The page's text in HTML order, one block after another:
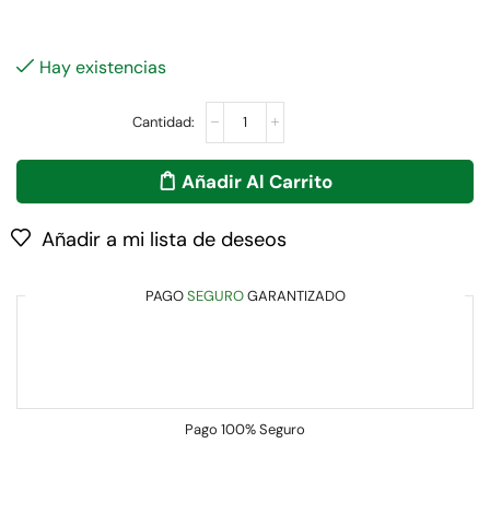
Hay existencias
Añadir Al Carrito
Añadir a mi lista de deseos
PAGOSEGUROGARANTIZADO
Pago 100% Seguro